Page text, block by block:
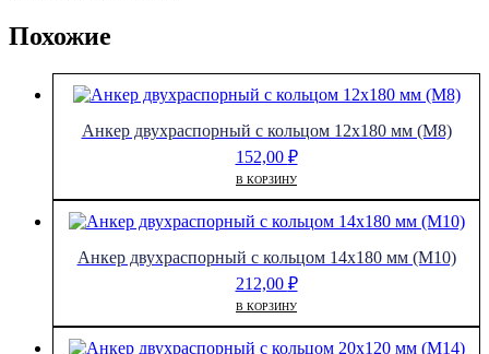
Похожие
Анкер двухраспорный с кольцом 12х180 мм (М8)
152,00 ₽
В КОРЗИНУ
Анкер двухраспорный с кольцом 14х180 мм (М10)
212,00 ₽
В КОРЗИНУ